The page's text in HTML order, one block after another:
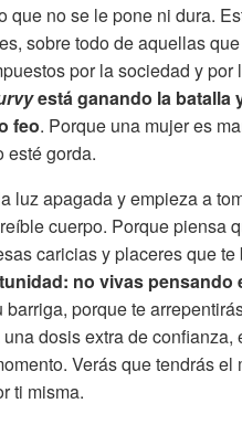
que no se le pone ni dura.
sobre todo de aquellas
por la sociedad y por
está ganando la batalla
feo. Porque una mujer es
esté gorda.
luz apagada y empieza a
cuerpo. Porque piensa
caricias y placeres que
no vivas pensando
porque te
dosis extra de confianza,
Verás que tendrás
ti misma.